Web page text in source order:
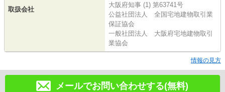
取扱会社
大阪府知事 (1) 第63741号
公益社団法人 全国宅地建物取引業
保証協会
一般社団法人 大阪府宅地建物取引
業協会
情報の見方
メールでお問い合わせする(無料)